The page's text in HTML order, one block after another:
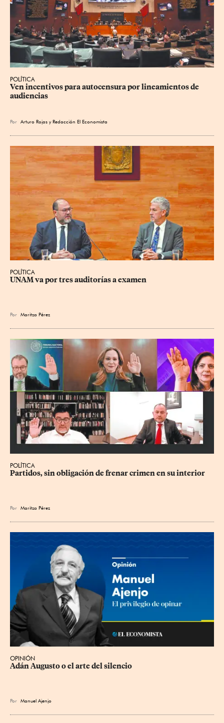
POLÍTICA
Ven incentivos para autocensura por lineamientos de
audiencias
Por Arturo Rojas yRedacción El Economista
POLÍTICA
UNAM va por tres auditorías a examen
Por Maritza Pérez
POLÍTICA
Partidos, sin obligación de frenar crimen en su interior
Por Maritza Pérez
OPINIÓN
Adán Augusto o el arte del silencio
Por Manuel Ajenjo